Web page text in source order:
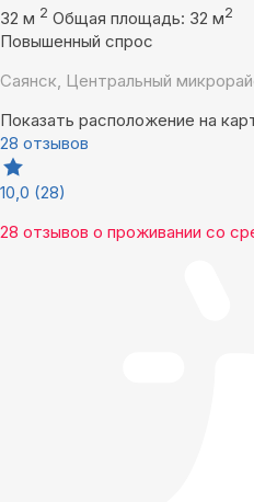
32 м 2 Общая площадь: 32 м2
Повышенный спрос
Саянск, Центральный
Показать расположение на
28 отзывов
10,0 (28)
28 отзывов о проживании со